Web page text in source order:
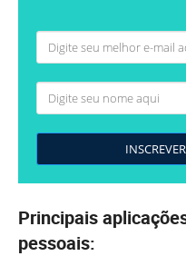
Principais
pessoais: